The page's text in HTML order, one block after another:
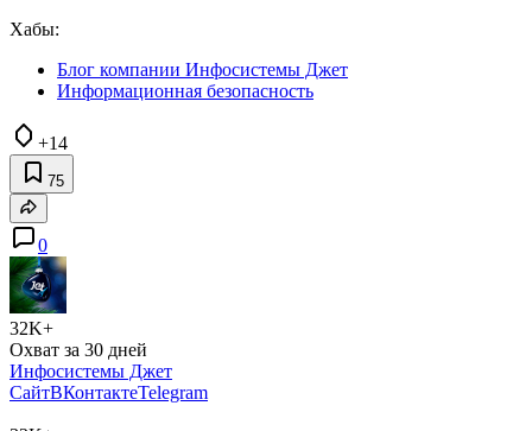
Хабы:
Блог компании Инфосистемы Джет
Информационная безопасность
+14
75
0
32K+
Охват за 30 дней
Инфосистемы Джет
СайтВКонтактеTelegram